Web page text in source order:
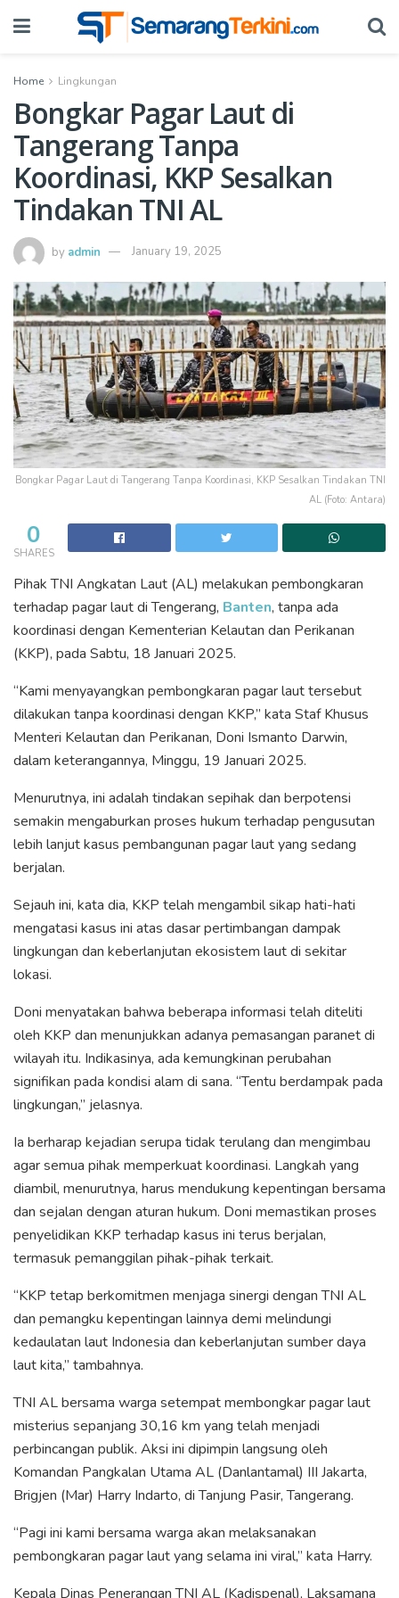
Home Lingkungan
Bongkar Pagar Laut di
Tangerang Tanpa
Koordinasi, KKP Sesalkan
Tindakan TNI AL
by admin January 19, 2025
Bongkar Pagar Laut di Tangerang Tanpa Koordinasi, KKP Sesalkan Tindakan TNI
AL (Foto: Antara)
0
SHARES
Pihak TNI Angkatan Laut (AL) melakukan pembongkaran
terhadap pagar laut di Tengerang, Banten, tanpa ada
koordinasi dengan Kementerian Kelautan dan Perikanan
(KKP), pada Sabtu, 18 Januari 2025.
“Kami menyayangkan pembongkaran pagar laut tersebut
dilakukan tanpa koordinasi dengan KKP,” kata Staf Khusus
Menteri Kelautan dan Perikanan, Doni Ismanto Darwin,
dalam keterangannya, Minggu, 19 Januari 2025.
Menurutnya, ini adalah tindakan sepihak dan berpotensi
semakin mengaburkan proses hukum terhadap pengusutan
lebih lanjut kasus pembangunan pagar laut yang sedang
berjalan.
Sejauh ini, kata dia, KKP telah mengambil sikap hati-hati
mengatasi kasus ini atas dasar pertimbangan dampak
lingkungan dan keberlanjutan ekosistem laut di sekitar
lokasi.
Doni menyatakan bahwa beberapa informasi telah diteliti
oleh KKP dan menunjukkan adanya pemasangan paranet di
wilayah itu. Indikasinya, ada kemungkinan perubahan
signifikan pada kondisi alam di sana. “Tentu berdampak pada
lingkungan,” jelasnya.
Ia berharap kejadian serupa tidak terulang dan mengimbau
agar semua pihak memperkuat koordinasi. Langkah yang
diambil, menurutnya, harus mendukung kepentingan bersama
dan sejalan dengan aturan hukum. Doni memastikan proses
penyelidikan KKP terhadap kasus ini terus berjalan,
termasuk pemanggilan pihak-pihak terkait.
“KKP tetap berkomitmen menjaga sinergi dengan TNI AL
dan pemangku kepentingan lainnya demi melindungi
kedaulatan laut Indonesia dan keberlanjutan sumber daya
laut kita,” tambahnya.
TNI AL bersama warga setempat membongkar pagar laut
misterius sepanjang 30,16 km yang telah menjadi
perbincangan publik. Aksi ini dipimpin langsung oleh
Komandan Pangkalan Utama AL (Danlantamal) III Jakarta,
Brigjen (Mar) Harry Indarto, di Tanjung Pasir, Tangerang.
“Pagi ini kami bersama warga akan melaksanakan
pembongkaran pagar laut yang selama ini viral,” kata Harry.
Kepala Dinas Penerangan TNI AL (Kadispenal), Laksamana